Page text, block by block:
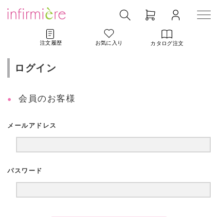
注文履歴 お気に入り カタログ注文
ログイン
会員のお客様
メールアドレス
パスワード